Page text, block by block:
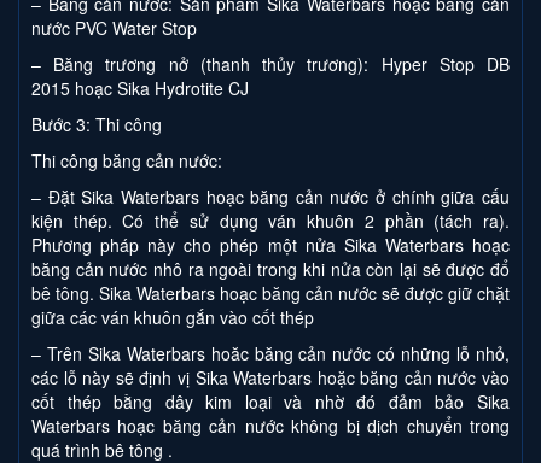
nước PVC Water Stop
– Băng trương nở (thanh thủy trương): Hyper Stop DB
2015 hoạc Sika Hydrotite CJ
Bước 3: Thi công
Thi công băng cản nước:
– Đặt Sika Waterbars hoạc băng cản nước ở chính giữa cấu
kiện thép. Có thể sử dụng ván khuôn 2 phần (tách ra).
Phương pháp này cho phép một nửa Sika Waterbars hoạc
băng cản nước nhô ra ngoài trong khi nửa còn lại sẽ được đổ
bê tông. Sika Waterbars hoạc băng cản nước sẽ được giữ chặt
giữa các ván khuôn gắn vào cốt thép
– Trên Sika Waterbars hoăc băng cản nước có những lỗ nhỏ,
các lỗ này sẽ định vị Sika Waterbars hoặc băng cản nước vào
cốt thép bằng dây kim loại và nhờ đó đảm bảo Sika
Waterbars hoạc băng cản nước không bị dịch chuyển trong
quá trình bê tông .